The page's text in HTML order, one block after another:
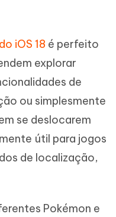
iOS 18 é perfeito
explorar
de
ou simplesmente
se deslocarem
útil para jogos
de localização,
Pokémon e